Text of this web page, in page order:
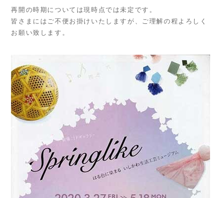
再開の時期については現時点では未定です。
皆さまにはご不便お掛けいたしますが、ご理解の程よろしく
お願い致します。